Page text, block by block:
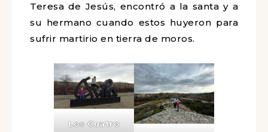
Teresa de Jesús, encontró a la santa y a
su hermano cuando estos huyeron para
sufrir martirio en tierra de moros.
Los Cuatro